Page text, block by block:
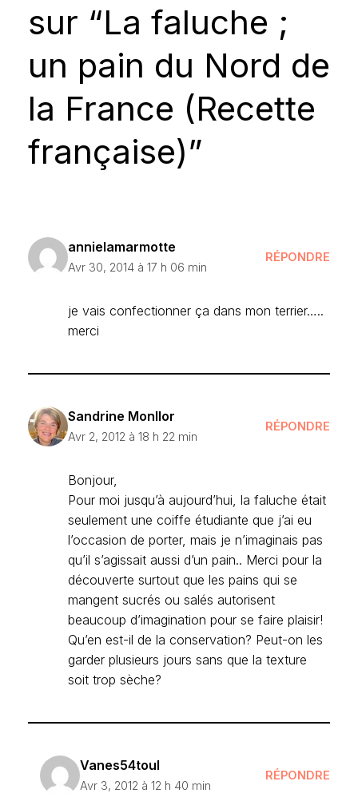
sur “La faluche ;
un pain du Nord de
la France (Recette
française)”
annielamarmotte
Avr 30, 2014 à 17 h 06 min
RÉPONDRE
je vais confectionner ça dans mon terrier…..
merci
Sandrine Monllor
Avr 2, 2012 à 18 h 22 min
RÉPONDRE
Bonjour,
Pour moi jusqu’à aujourd’hui, la faluche était
seulement une coiffe étudiante que j’ai eu
l’occasion de porter, mais je n’imaginais pas
qu’il s’agissait aussi d’un pain.. Merci pour la
découverte surtout que les pains qui se
mangent sucrés ou salés autorisent
beaucoup d’imagination pour se faire plaisir!
Qu’en est-il de la conservation? Peut-on les
garder plusieurs jours sans que la texture
soit trop sèche?
Vanes54toul
Avr 3, 2012 à 12 h 40 min
RÉPONDRE